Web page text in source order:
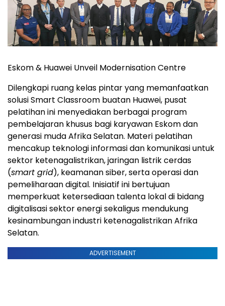
Eskom & Huawei Unveil Modernisation Centre
Dilengkapi ruang kelas pintar yang memanfaatkan
solusi Smart Classroom buatan Huawei, pusat
pelatihan ini menyediakan berbagai program
pembelajaran khusus bagi karyawan Eskom dan
generasi muda Afrika Selatan. Materi pelatihan
mencakup teknologi informasi dan komunikasi untuk
sektor ketenagalistrikan, jaringan listrik cerdas
(smart grid), keamanan siber, serta operasi dan
pemeliharaan digital. Inisiatif ini bertujuan
memperkuat ketersediaan talenta lokal di bidang
digitalisasi sektor energi sekaligus mendukung
kesinambungan industri ketenagalistrikan Afrika
Selatan.
ADVERTISEMENT